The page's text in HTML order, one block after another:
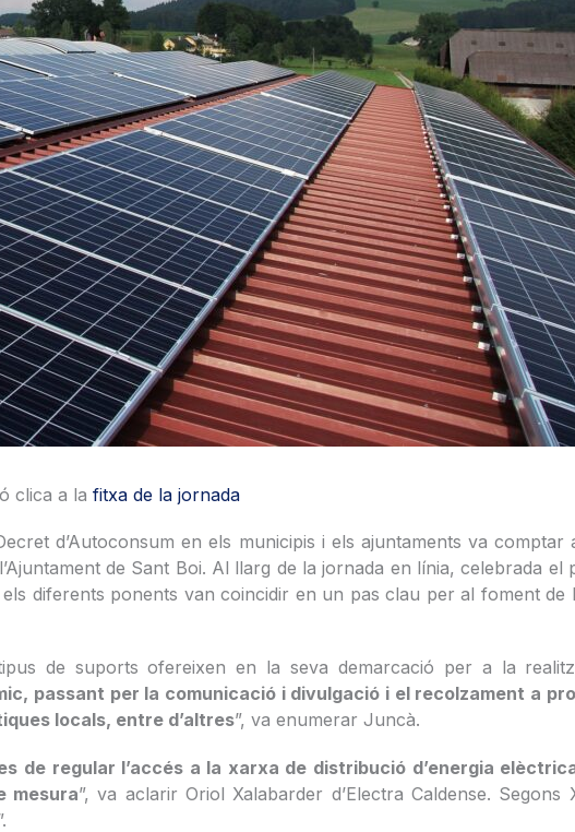
clica a la fitxa de la jornada
d’Autoconsum en els municipis i els ajuntaments va
de Sant Boi. Al llarg de la jornada en línia, celebrada el
els diferents ponents van coincidir en un pas clau per al foment
de suports ofereixen en la seva demarcació per a la
passant per la comunicació i divulgació i el recolzament a
locals, entre d’altres”, va enumerar Juncà.
de regular l’accés a la xarxa de distribució d’energia
mesura”, va aclarir Oriol Xalabarder d’Electra Caldense.